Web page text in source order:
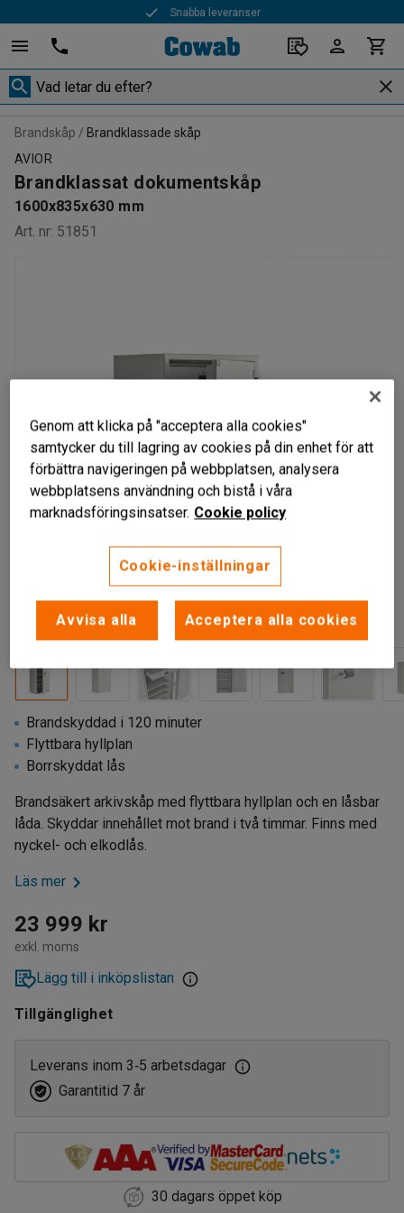
Snabba leveranser
Brandskåp
Brandklassade skåp
AVIOR
Brandklassat dokumentskåp
1600x835x630 mm
Art. nr: 51851
Liknande produkter
Brandskyddad i 120 minuter
Flyttbara hyllplan
Borrskyddat lås
Brandsäkert arkivskåp med flyttbara hyllplan och en låsbar
låda. Skyddar innehållet mot brand i två timmar. Finns med
nyckel- och elkodlås.
Läs mer
23 999 kr
exkl. moms
Lägg till i inköpslistan
Tillgänglighet
Leverans inom 3‑5 arbetsdagar
Garantitid 7 år
30 dagars öppet köp
Genom att klicka på "acceptera alla cookies"
samtycker du till lagring av cookies på din enhet för att
förbättra navigeringen på webbplatsen, analysera
webbplatsens användning och bistå i våra
marknadsföringsinsatser. Cookie policy
Cookie-inställningar
Avvisa alla Acceptera alla cookies